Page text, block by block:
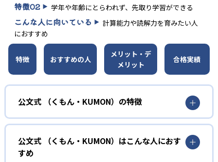
特徴02 学年や年齢にとらわれず、先取り学習ができる
こんな人に向いている
計算能力や読解力を育みたい人
におすすめ
特徴 おすすめの人
メリット・デ
メリット
合格実績
公文式 （くもん・KUMON）の特徴
01
無学年式の学力別学習
KUMONでは、年齢や学年にとらわれずに、一人ひとりの学
力に応じたレベルから学習を始めている。
公文式 （くもん・KUMON）はこんな人におす
すめ